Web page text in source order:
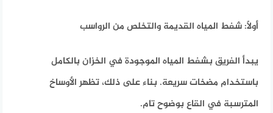
أولاً: شفط المياه القديمة والتخلص من الرواسب
يبدأ الفريق بشفط المياه الموجودة في الخزان بالكامل
باستخدام مضخات سريعة. بناء على ذلك، تظهر الأوساخ
المترسبة في القاع بوضوح تام.